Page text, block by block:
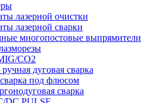
лазерной очистки
лазерной сварки
многопостовые выпрямители
CO2
дуговая сварка
под флюсом
сварка